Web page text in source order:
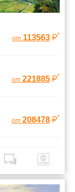
от 113563 *
от 221885 *
от 208478 *